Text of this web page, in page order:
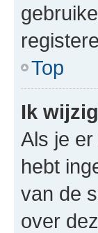
Top
Ik
Als je
hebt
van de
over